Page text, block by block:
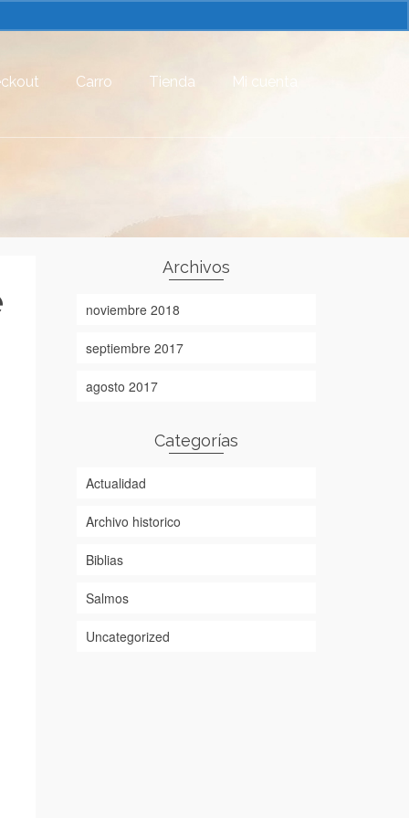
Carro Tienda Mi cuenta
Archivos
noviembre 2018
septiembre 2017
agosto 2017
Categorías
Actualidad
Archivo historico
Biblias
Salmos
Uncategorized